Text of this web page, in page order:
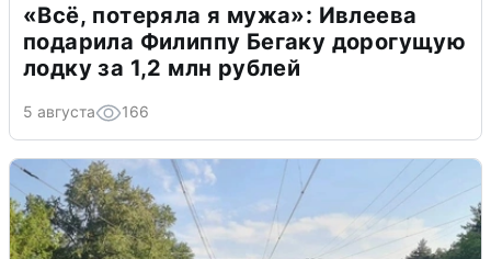
«Всё, потеряла я мужа»: Ивлеева
подарила Филиппу Бегаку дорогущую
лодку за 1,2 млн рублей
5 августа 166